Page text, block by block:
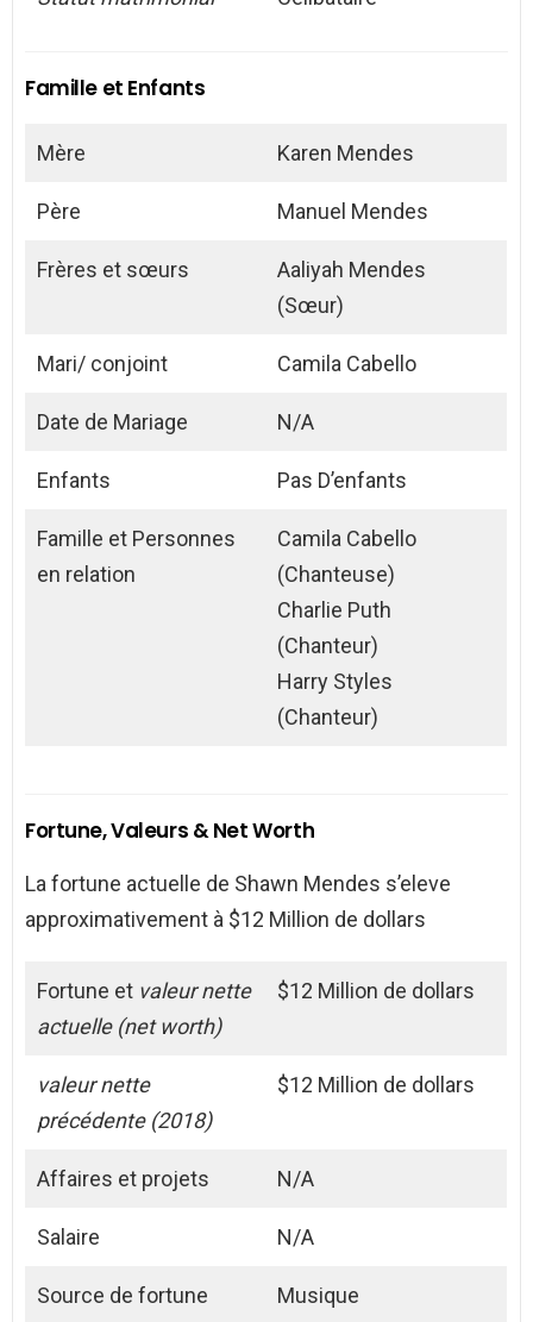
Famille et Enfants
Mère Karen Mendes
Père Manuel Mendes
Frères et sœurs
Aaliyah Mendes
(Sœur)
Mari/ conjoint Camila Cabello
Date de Mariage N/A
Enfants Pas D’enfants
Famille et Personnes
en relation
Camila Cabello
(Chanteuse)
Charlie Puth
(Chanteur)
Harry Styles
(Chanteur)
Fortune, Valeurs & Net Worth
La fortune actuelle de Shawn Mendes s’eleve
approximativement à $12 Million de dollars
Fortune et valeur nette
actuelle (net worth)
$12 Million de dollars
valeur nette
précédente (2018)
$12 Million de dollars
Affaires et projets N/A
Salaire N/A
Source de fortune Musique